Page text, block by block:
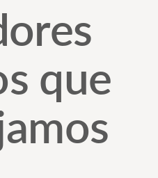
que